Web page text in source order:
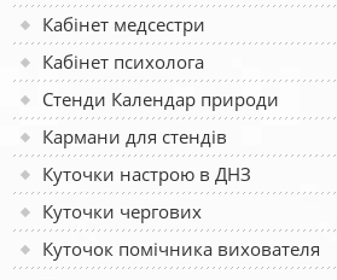
Кабінет медсестри
Кабінет психолога
Стенди Календар природи
Кармани для стендів
Куточки настрою в ДНЗ
Куточки чергових
Куточок помічника вихователя